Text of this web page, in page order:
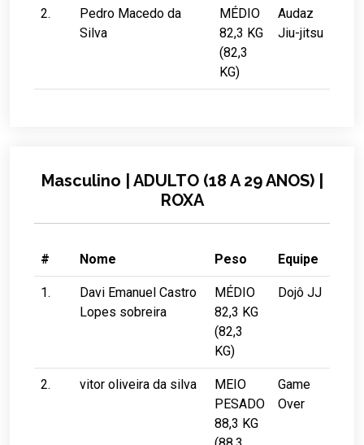
2.
Pedro Macedo da
Silva
MÉDIO
82,3 KG
(82,3
KG)
Audaz
Jiu-jitsu
Masculino | ADULTO (18 A 29 ANOS) |
ROXA
# Nome Peso Equipe
1.
Davi Emanuel Castro
Lopes sobreira
MÉDIO
82,3 KG
(82,3
KG)
Dojô JJ
2. vitor oliveira da silva
MEIO
PESADO
88,3 KG
Game
Over